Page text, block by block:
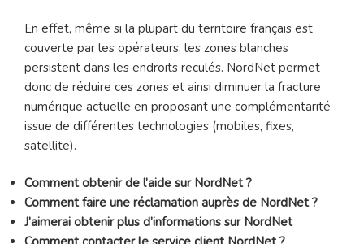
En effet, même si la plupart du territoire français est
couverte par les opérateurs, les zones blanches
persistent dans les endroits reculés. NordNet permet
donc de réduire ces zones et ainsi diminuer la fracture
numérique actuelle en proposant une complémentarité
issue de différentes technologies (mobiles, fixes,
satellite).
Comment obtenir de l’aide sur NordNet ?
Comment faire une réclamation auprès de NordNet ?
J’aimerai obtenir plus d’informations sur NordNet